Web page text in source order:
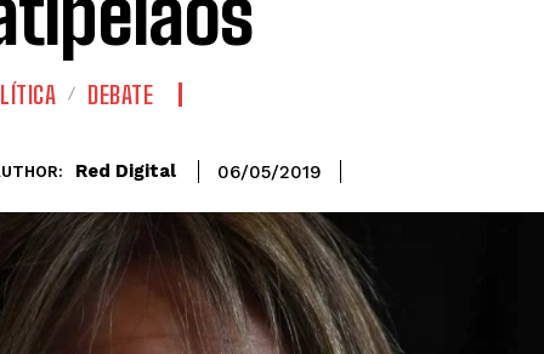
DEBATE
Red Digital 06/05/2019